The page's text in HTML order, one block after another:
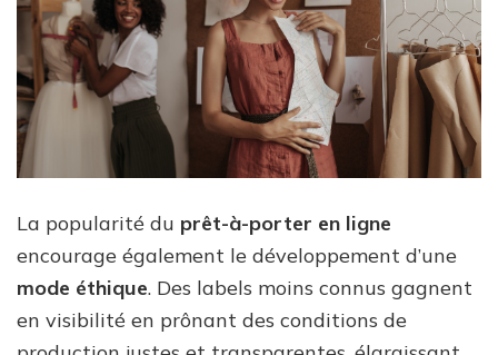
La popularité du prêt-à-porter en ligne
encourage également le développement d’une
mode éthique. Des labels moins connus gagnent
en visibilité en prônant des conditions de